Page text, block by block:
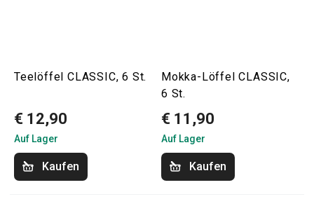
Teelöffel CLASSIC, 6 St.
€ 12,90
Auf Lager
Kaufen
Mokka-Löffel CLASSIC,
6 St.
€ 11,90
Auf Lager
Kaufen